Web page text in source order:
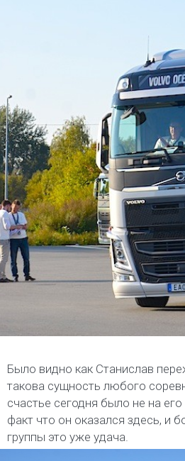
Было видно как Станислав
такова сущность любого
счастье сегодня было не на
факт что он оказался здесь, и
группы это уже удача.